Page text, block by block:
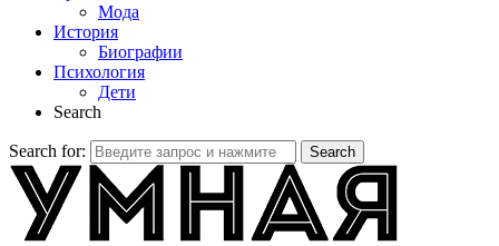
Мода
История
Биографии
Психология
Дети
Search
Search for: Search